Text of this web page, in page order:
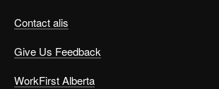
Contact alis
Give Us Feedback
WorkFirst Alberta